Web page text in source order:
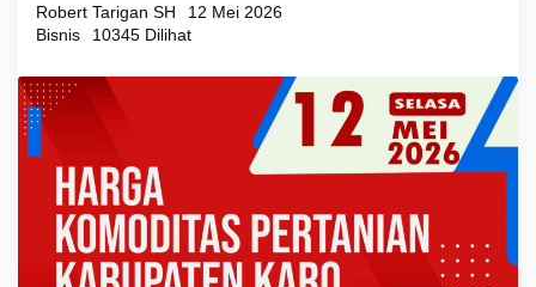
Robert Tarigan SH
12 Mei 2026
Bisnis
10345 Dilihat